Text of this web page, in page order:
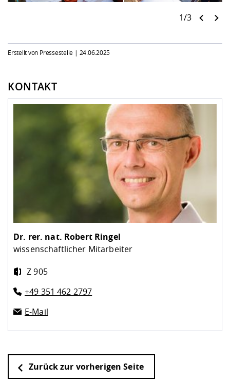
1/3
Erstellt von Pressestelle | 24.06.2025
KONTAKT
Dr. rer. nat. Robert Ringel
wissenschaftlicher Mitarbeiter
Z 905
+49 351 462 2797
E-Mail
Zurück zur vorherigen Seite